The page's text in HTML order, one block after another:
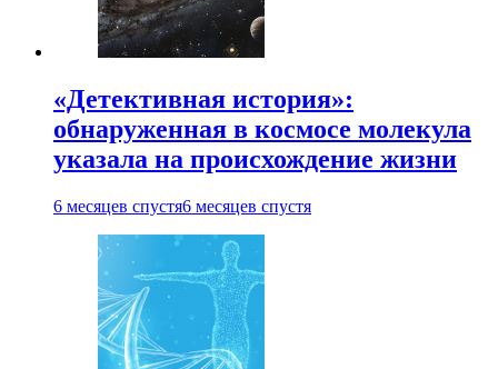
«Детективная история»:
обнаруженная в космосе молекула
указала на происхождение жизни
6 месяцев спустя6 месяцев спустя